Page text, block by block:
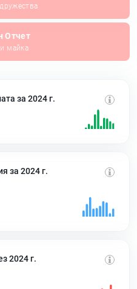
Отчет
майка
за 2024 г.
за 2024 г.
2024 г.